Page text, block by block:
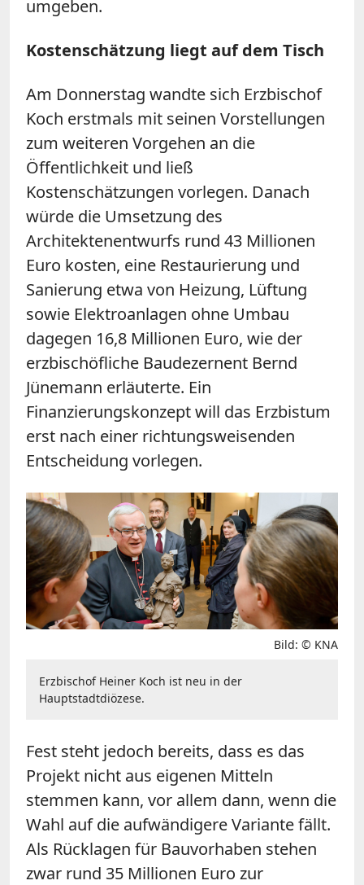
umgeben.
Kostenschätzung liegt auf dem Tisch
Am Donnerstag wandte sich Erzbischof
Koch erstmals mit seinen Vorstellungen
zum weiteren Vorgehen an die
Öffentlichkeit und ließ
Kostenschätzungen vorlegen. Danach
würde die Umsetzung des
Architektenentwurfs rund 43 Millionen
Euro kosten, eine Restaurierung und
Sanierung etwa von Heizung, Lüftung
sowie Elektroanlagen ohne Umbau
dagegen 16,8 Millionen Euro, wie der
erzbischöfliche Baudezernent Bernd
Jünemann erläuterte. Ein
Finanzierungskonzept will das Erzbistum
erst nach einer richtungsweisenden
Entscheidung vorlegen.
Bild: © KNA
Erzbischof Heiner Koch ist neu in der
Hauptstadtdiözese.
Fest steht jedoch bereits, dass es das
Projekt nicht aus eigenen Mitteln
stemmen kann, vor allem dann, wenn die
Wahl auf die aufwändigere Variante fällt.
Als Rücklagen für Bauvorhaben stehen
zwar rund 35 Millionen Euro zur